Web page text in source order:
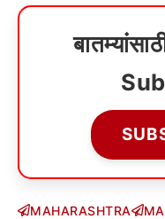
MAHARASHTRA